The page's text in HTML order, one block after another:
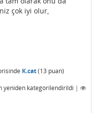
çok iyi olur,
K.cat(13 puan)
yeniden kategorilendirildi |